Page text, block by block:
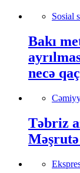
Sosial
Bakı
necə
Təbriz